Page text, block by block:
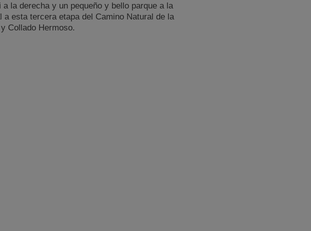
la derecha y un pequeño y bello parque a la
esta tercera etapa del Camino Natural de la
Collado Hermoso.